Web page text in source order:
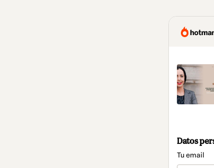
Datos
Tu email